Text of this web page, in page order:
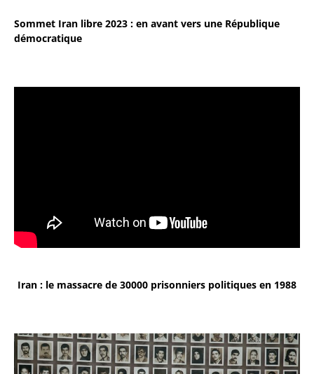
Sommet Iran libre 2023 : en avant vers une République
démocratique
Iran : le massacre de 30000 prisonniers politiques en 1988